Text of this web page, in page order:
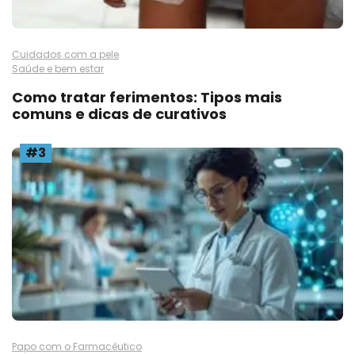
Cuidados com a pele
Saúde e bem estar
Como tratar ferimentos: Tipos mais
comuns e dicas de curativos
#3
Papo com o Farmacêutico